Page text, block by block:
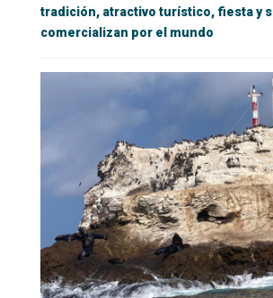
tradición, atractivo turístico, fiesta y
comercializan por el mundo